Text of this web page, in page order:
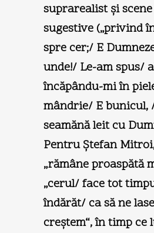
suprarealist şi
sugestive („privind
spre cer;/ E
unde!/ Le-am spus/
încăpându-mi în
mândrie/ E bunicul,
seamănă leit cu
Pentru Ştefan
„rămâne proaspătă
„cerul/ face tot
îndărăt/ ca să ne
creştem“, în timp ce